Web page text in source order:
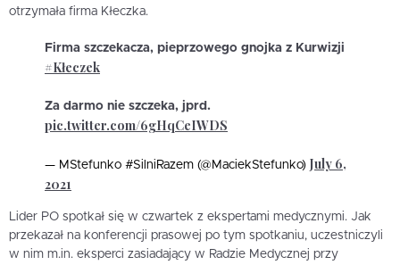
otrzymała firma Kłeczka.
Firma szczekacza, pieprzowego gnojka z Kurwizji
#Kłeczek
Za darmo nie szczeka, jprd.
pic.twitter.com/6gHqCeIWDS
— MStefunko #SilniRazem (@MaciekStefunko) July 6,
2021
Lider PO spotkał się w czwartek z ekspertami medycznymi. Jak
przekazał na konferencji prasowej po tym spotkaniu, uczestniczyli
w nim m.in. eksperci zasiadający w Radzie Medycznej przy